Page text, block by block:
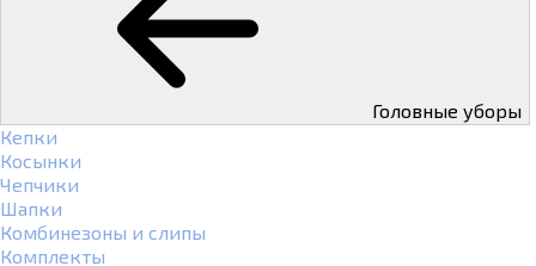
Головные уборы
Кепки
Косынки
Чепчики
Шапки
Комбинезоны и слипы
Комплекты